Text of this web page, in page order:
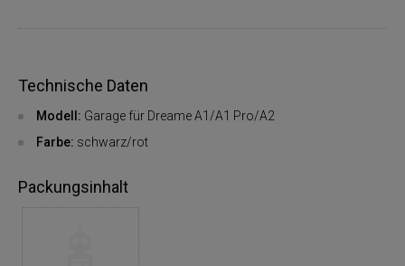
Technische Daten
Modell: Garage für Dreame A1/A1 Pro/A2
Farbe: schwarz/rot
Packungsinhalt